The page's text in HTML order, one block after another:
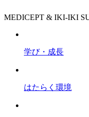
MEDICEPT & IKI-IKI
学び・成長
はたらく環境